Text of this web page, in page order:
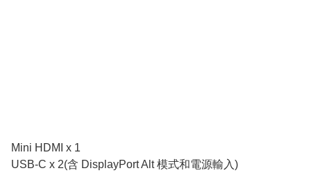
Mini HDMI x 1
USB-C x 2(含 DisplayPort Alt 模式和電源輸入)